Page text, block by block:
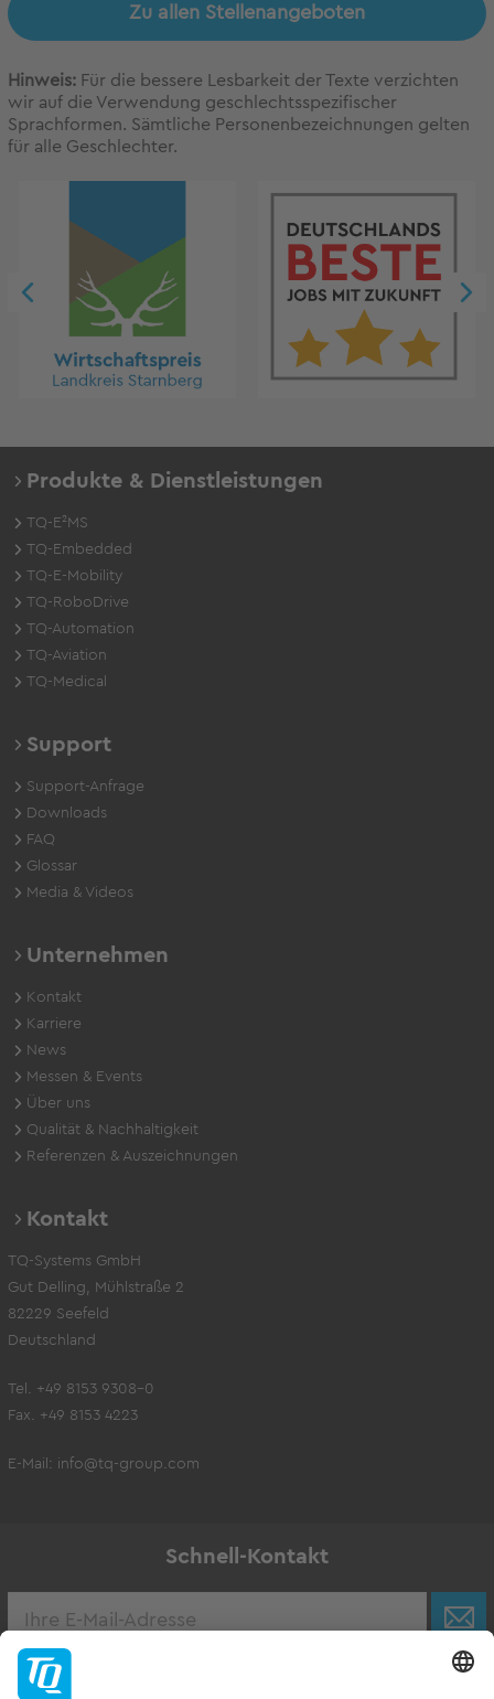
Zu allen Stellenangeboten
Hinweis: Für die bessere Lesbarkeit der Texte verzichten
wir auf die Verwendung geschlechtsspezifischer
Sprachformen. Sämtliche Personenbezeichnungen gelten
für alle Geschlechter.
Produkte & Dienstleistungen
TQ-E²MS
TQ-Embedded
TQ-E-Mobility
TQ-RoboDrive
TQ-Automation
TQ-Aviation
TQ-Medical
Support
Support-Anfrage
Downloads
FAQ
Glossar
Media & Videos
Unternehmen
Kontakt
Karriere
News
Messen & Events
Über uns
Qualität & Nachhaltigkeit
Referenzen & Auszeichnungen
Kontakt
TQ-Systems GmbH
Gut Delling, Mühlstraße 2
82229 Seefeld
Deutschland
Tel. +49 8153 9308-0
Fax. +49 8153 4223
E-Mail: info@tq-group.com
Schnell-Kontakt